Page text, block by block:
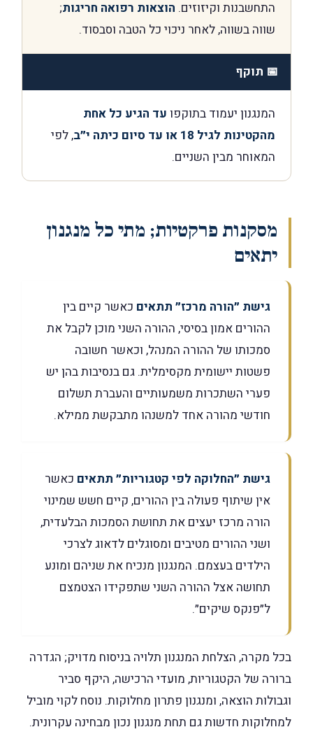
התחשבנות וקיזוזים. הוצאות רפואה חריגות;
שווה בשווה, לאחר ניכוי כל הטבה וסבסוד.
📅 תוקף
המנגנון יעמוד בתוקפו עד הגיע כל אחת
מהקטינות לגיל 18 או עד סיום כיתה י״ב
, לפי
המאוחר מבין השניים.
מסקנות פרקטיות; מתי כל מנגנון
יתאים
גישת ״הורה מרכז״ תתאים כאשר קיים בין
ההורים אמון בסיסי, ההורה השני מוכן לקבל את
סמכותו של ההורה המנהל, וכאשר חשובה
פשטות יישומית מקסימלית. גם בנסיבות בהן יש
פערי השתכרות משמעותיים והעברת תשלום
חודשי מהורה אחד למשנהו מתבקשת ממילא.
גישת ״החלוקה לפי קטגוריות״ תתאים כאשר
אין שיתוף פעולה בין ההורים, קיים חשש שמינוי
הורה מרכז יעצים את תחושת הסמכות הבלעדית,
ושני ההורים מטיבים ומסוגלים לדאוג לצרכי
הילדים בעצמם. המנגנון מנכיח את שניהם ומונע
תחושה אצל ההורה השני שתפקידו הצטמצם
ל״פנקס שיקים״.
בכל מקרה, הצלחת המנגנון תלויה בניסוח מדויק; הגדרה
ברורה של הקטגוריות, מועדי הרכישה, היקף סביר
וגבולות הוצאה, ומנגנון פתרון מחלוקות. נוסח לקוי מוביל
למחלוקות חדשות גם תחת מנגנון נכון מבחינה עקרונית.